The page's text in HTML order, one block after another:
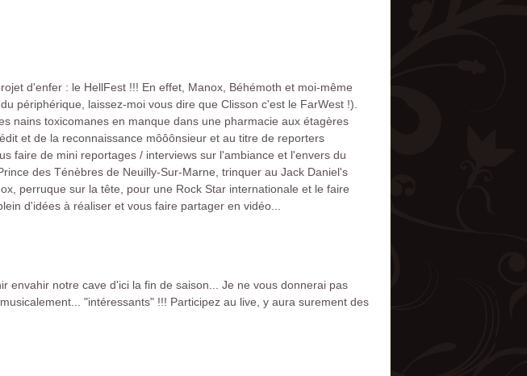
d'enfer : le HellFest !!! En effet, Manox, Béhémoth et moi-même
périphérique, laissez-moi vous dire que Clisson c'est le FarWest !).
nains toxicomanes en manque dans une pharmacie aux étagères
et de la reconnaissance môôônsieur et au titre de reporters
faire de mini reportages / interviews sur l'ambiance et l'envers du
des Ténèbres de Neuilly-Sur-Marne, trinquer au Jack Daniel's
perruque sur la tête, pour une Rock Star internationale et le faire
d'idées à réaliser et vous faire partager en vidéo...
envahir notre cave d'ici la fin de saison... Je ne vous donnerai pas
"intéressants" !!! Participez au live, y aura surement des